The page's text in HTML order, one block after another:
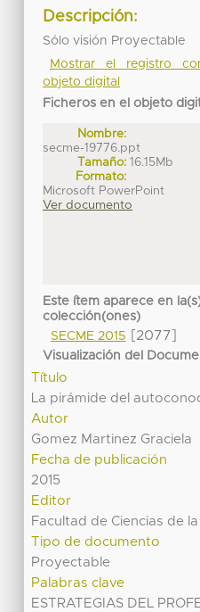
Descripción:
Sólo visión Proyectable
Mostrar el registro
objeto digital
Ficheros en el objeto
Nombre:
secme-19776.ppt
Tamaño: 16.15Mb
Formato:
Microsoft PowerPoint
Ver documento
Este ítem aparece en
colección(ones)
SECME 2015
[2077]
Visualización del
Título
La pirámide del
Autor
Gomez Martinez Graciela
Fecha de publicación
2015
Editor
Facultad de Ciencias de
Tipo de documento
Proyectable
Palabras clave
ESTRATEGIAS DEL